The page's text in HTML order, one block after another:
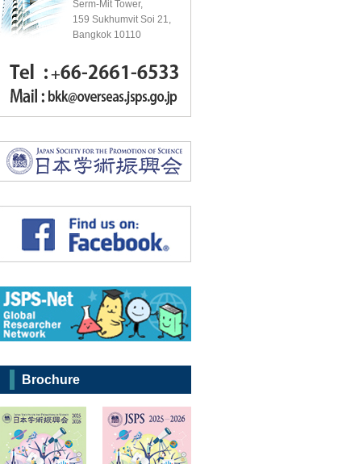
Serm-Mit Tower,
159 Sukhumvit Soi 21,
Bangkok 10110
Brochure